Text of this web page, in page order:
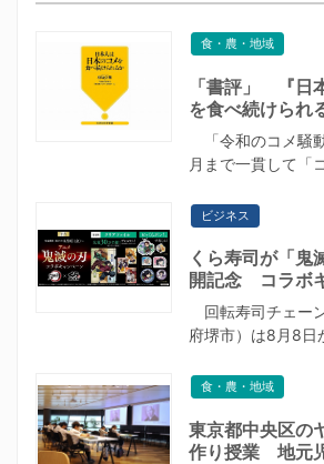
食・農・地域
「書評」 『日
を食べ続けられ
「令和のコメ騒
月まで一貫して「
ビジネス
くら寿司が「鬼
開記念 コラボ
回転寿司チェー
府堺市）は8月8日
食・農・地域
東京都中央区の
作り授業 地元